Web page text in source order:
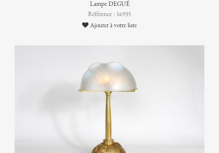
Lampe DEGUÉ
Référence : 16935
Ajouter à votre liste